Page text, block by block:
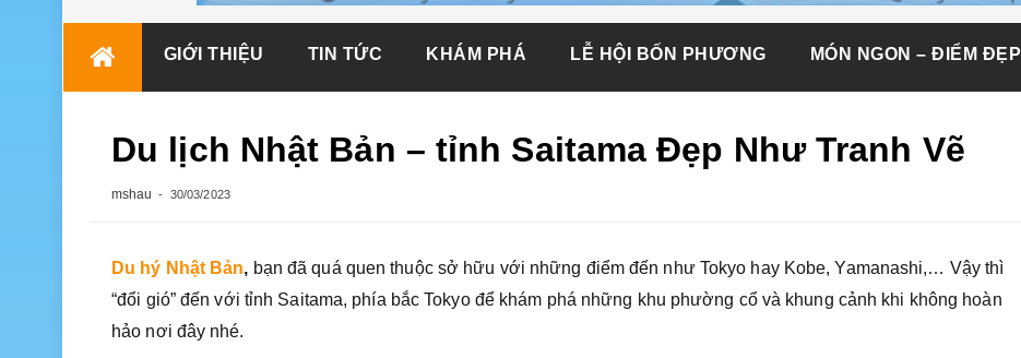
GIỚI THIỆU TIN TỨC KHÁM PHÁ LỄ HỘI BỐN PHƯƠNG MÓN NGON – ĐIỂM ĐẸP
Du lịch Nhật Bản – tỉnh Saitama Đẹp Như Tranh Vẽ
mshau 30/03/2023
Du hý Nhật Bản, bạn đã quá quen thuộc sở hữu với những điểm đến như Tokyo hay Kobe, Yamanashi,… Vậy thì
“đổi gió” đến với tỉnh Saitama, phía bắc Tokyo để khám phá những khu phường cổ và khung cảnh khi không hoàn
hảo nơi đây nhé.